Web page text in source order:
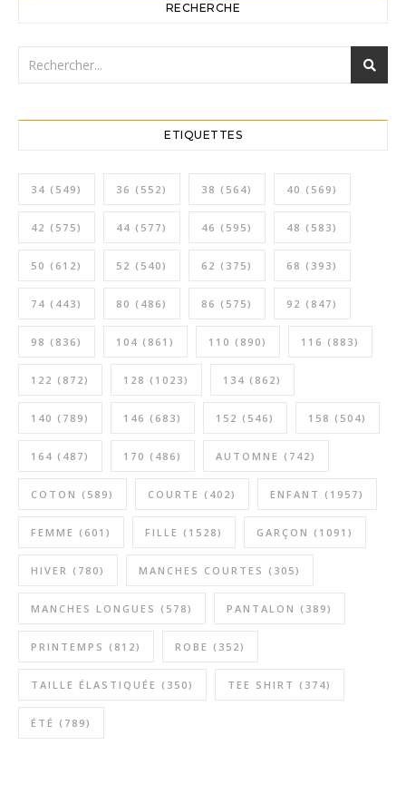
RECHERCHE
ETIQUETTES
34 (549) 36 (552) 38 (564) 40 (569)
42 (575) 44 (577) 46 (595) 48 (583)
50 (612) 52 (540) 62 (375) 68 (393)
74 (443) 80 (486) 86 (575) 92 (847)
98 (836) 104 (861) 110 (890) 116 (883)
122 (872) 128 (1023) 134 (862)
140 (789) 146 (683) 152 (546) 158 (504)
164 (487) 170 (486) AUTOMNE (742)
COTON (589) COURTE (402) ENFANT (1957)
FEMME (601) FILLE (1528) GARÇON (1091)
HIVER (780) MANCHES COURTES (305)
MANCHES LONGUES (578) PANTALON (389)
PRINTEMPS (812) ROBE (352)
TAILLE ÉLASTIQUÉE (350) TEE SHIRT (374)
ÉTÉ (789)